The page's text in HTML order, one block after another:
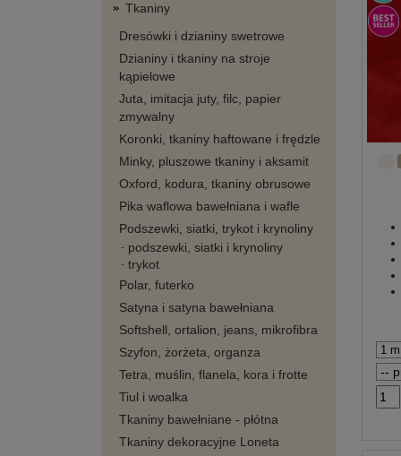
Tkaniny
Dresówki i dzianiny swetrowe
Dzianiny i tkaniny na stroje
kąpielowe
Juta, imitacja juty, filc, papier
zmywalny
Koronki, tkaniny haftowane i frędzle
Minky, pluszowe tkaniny i aksamit
Oxford, kodura, tkaniny obrusowe
Pika waflowa bawełniana i wafle
Podszewki, siatki, trykot i krynoliny
podszewki, siatki i krynoliny
trykot
Polar, futerko
Satyna i satyna bawełniana
Softshell, ortalion, jeans, mikrofibra
Szyfon, żorżeta, organza
Tetra, muślin, flanela, kora i frotte
Tiul i woalka
Tkaniny bawełniane - płótna
Tkaniny dekoracyjne Loneta